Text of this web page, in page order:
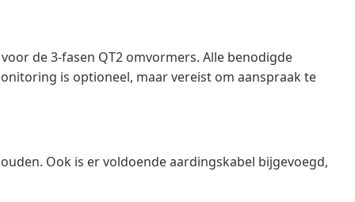
de 3-fasen QT2 omvormers. Alle benodigde
is optioneel, maar vereist om aanspraak te
Ook is er voldoende aardingskabel bijgevoegd,